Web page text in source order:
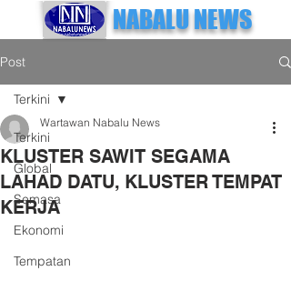
NABALU NEWS
Post
Terkini
Global
Semasa
Ekonomi
Tempatan
Terkini
KLUSTER SAWIT SEGAMA
LAHAD DATU, KLUSTER TEMPAT
KERJA
Wartawan Nabalu News